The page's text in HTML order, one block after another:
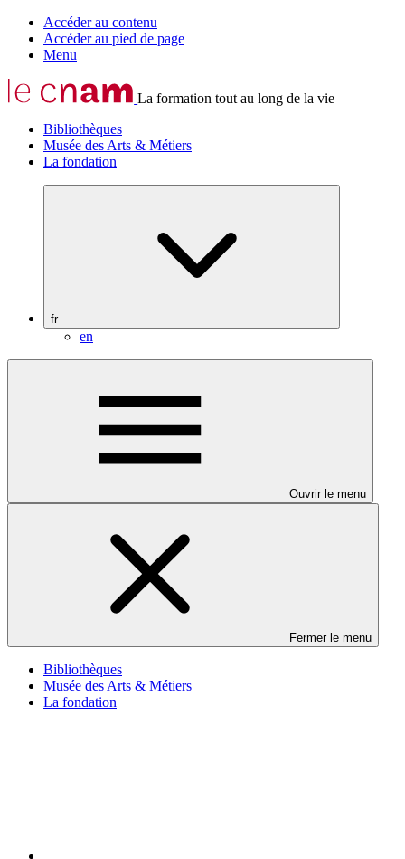
Accéder au contenu
Accéder au pied de page
Menu
La formation tout au long de la vie
Bibliothèques
Musée des Arts & Métiers
La fondation
fr
en
Ouvrir le menu
Fermer le menu
Bibliothèques
Musée des Arts & Métiers
La fondation